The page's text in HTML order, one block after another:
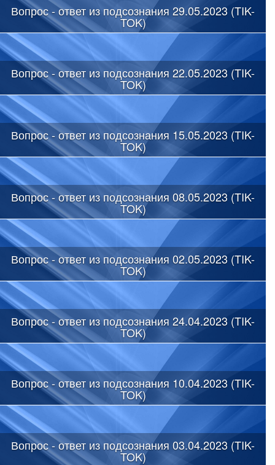
Вопрос - ответ из подсознания 29.05.2023 (TIK-
TOK)
Вопрос - ответ из подсознания 22.05.2023 (TIK-
TOK)
Вопрос - ответ из подсознания 15.05.2023 (TIK-
TOK)
Вопрос - ответ из подсознания 08.05.2023 (TIK-
TOK)
Вопрос - ответ из подсознания 02.05.2023 (TIK-
TOK)
Вопрос - ответ из подсознания 24.04.2023 (TIK-
TOK)
Вопрос - ответ из подсознания 10.04.2023 (TIK-
TOK)
Вопрос - ответ из подсознания 03.04.2023 (TIK-
TOK)